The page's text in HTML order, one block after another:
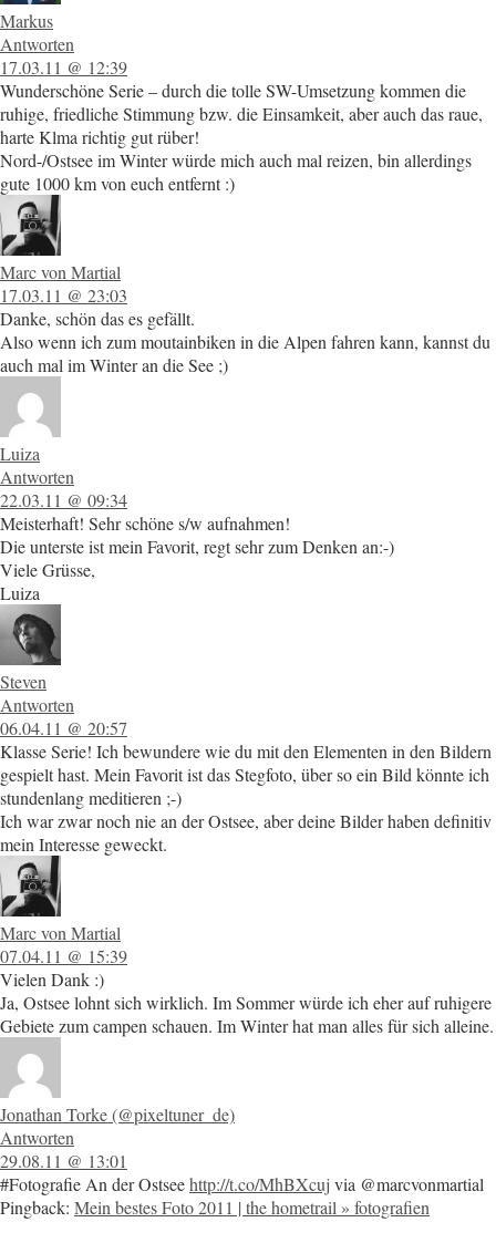
Markus
Antworten
17.03.11 @ 12:39
Wunderschöne Serie – durch die tolle SW-Umsetzung kommen die
ruhige, friedliche Stimmung bzw. die Einsamkeit, aber auch das raue,
harte Klma richtig gut rüber!
Nord-/Ostsee im Winter würde mich auch mal reizen, bin allerdings
gute 1000 km von euch entfernt :)
Marc von Martial
17.03.11 @ 23:03
Danke, schön das es gefällt.
Also wenn ich zum moutainbiken in die Alpen fahren kann, kannst du
auch mal im Winter an die See ;)
Luiza
Antworten
22.03.11 @ 09:34
Meisterhaft! Sehr schöne s/w aufnahmen!
Die unterste ist mein Favorit, regt sehr zum Denken an:-)
Viele Grüsse,
Luiza
Steven
Antworten
06.04.11 @ 20:57
Klasse Serie! Ich bewundere wie du mit den Elementen in den Bildern
gespielt hast. Mein Favorit ist das Stegfoto, über so ein Bild könnte ich
stundenlang meditieren ;-)
Ich war zwar noch nie an der Ostsee, aber deine Bilder haben definitiv
mein Interesse geweckt.
Marc von Martial
07.04.11 @ 15:39
Vielen Dank :)
Ja, Ostsee lohnt sich wirklich. Im Sommer würde ich eher auf ruhigere
Gebiete zum campen schauen. Im Winter hat man alles für sich alleine.
Jonathan Torke (@pixeltuner_de)
Antworten
29.08.11 @ 13:01
#Fotografie An der Ostseehttp://t.co/MhBXcuj via @marcvonmartial
Pingback: Mein bestes Foto 2011 | the hometrail » fotografien